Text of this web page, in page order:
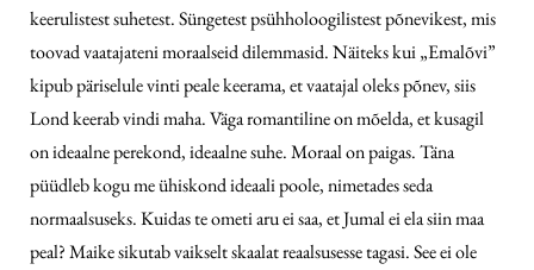
keerulistest suhetest. Süngetest psühholoogilistest põnevikest, mis
toovad vaatajateni moraalseid dilemmasid. Näiteks kui „Emalõvi”
kipub päriselule vinti peale keerama, et vaatajal oleks põnev, siis
Lond keerab vindi maha. Väga romantiline on mõelda, et kusagil
on ideaalne perekond, ideaalne suhe. Moraal on paigas. Täna
püüdleb kogu me ühiskond ideaali poole, nimetades seda
normaalsuseks. Kuidas te ometi aru ei saa, et Jumal ei ela siin maa
peal? Maike sikutab vaikselt skaalat reaalsusesse tagasi. See ei ole